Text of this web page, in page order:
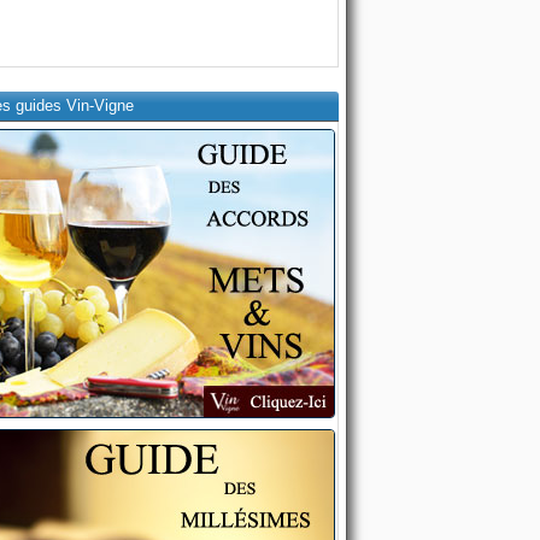
guides Vin-Vigne